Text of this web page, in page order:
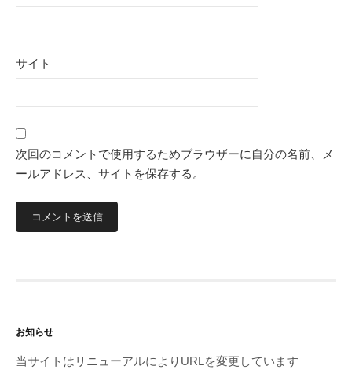
サイト
次回のコメントで使用するためブラウザーに自分の名前、メ
ールアドレス、サイトを保存する。
お知らせ
当サイトはリニューアルによりURLを変更しています